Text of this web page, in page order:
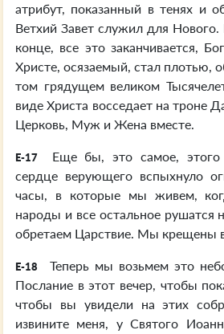
атрибут, показанный в тенях и
Ветхий Завет служил для
конце, все это заканчивается,
Христе, осязаемый, стал плотью,
том грядущем великом
виде Христа восседает на троне
Церковь, Муж и Жена вместе.
E-17
Еще бы, это самое, этого
сердце верующего вспыхнуло
часы, в которые мы живем,
народы и все остальное рушатся
обретаем Царствие. Мы крещены
E-18
Теперь мы возьмем это
Послание в этот вечер, чтобы
чтобы вы увидели на этих
извините меня, у Святого